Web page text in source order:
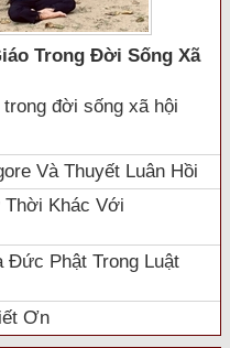
Trong Đời Sống Xã
đời sống xã hội
Và Thuyết Luân Hồi
Thời Khác Với
Đức Phật Trong Luật
Ơn